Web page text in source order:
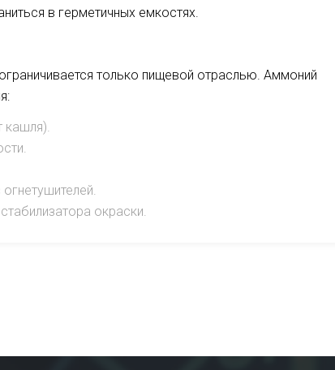
в герметичных емкостях.
только пищевой отраслью. Аммоний
кашля).
окраски.